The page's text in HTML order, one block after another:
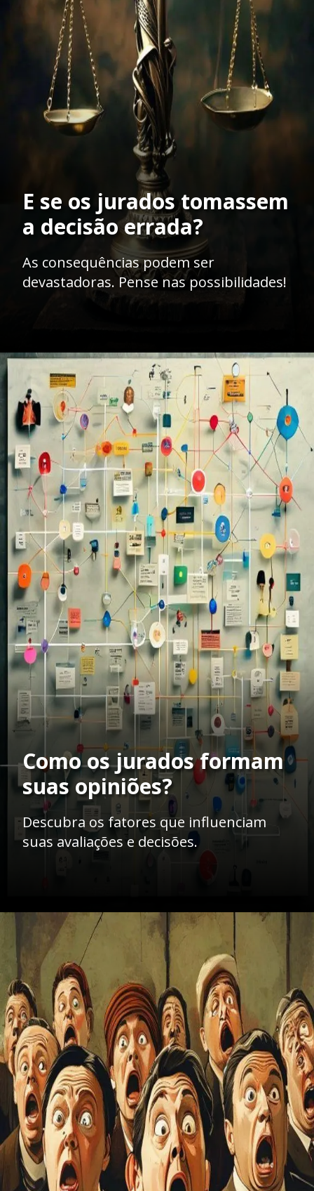
E se os jurados tomassem
a decisão errada?
As consequências podem ser
devastadoras. Pense nas possibilidades!
Opening https://ademilsoncs.adv.br/
Como os jurados formam
suas opiniões?
Descubra os fatores que influenciam
suas avaliações e decisões.
Opening https://ademilsoncs.adv.br/